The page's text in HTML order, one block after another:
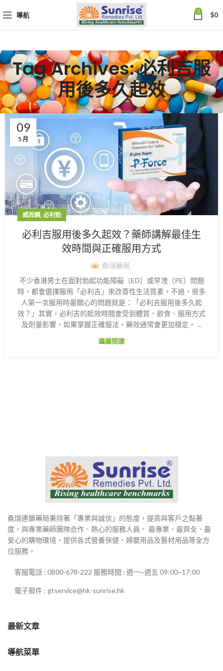
導航 0 $0
Tag Archives: 必利吉服
用後多久起效
09
5 月
威而鋼, 必利勁
必利吉服用後多久起效？藥師講解最佳生
效時間與正確服用方式
桑瑞藥局
不少香港男士在面對勃起功能障礙（ED）或早洩（PE）問題
時，都會選擇服用「必利吉」來改善性生活質素。不過，很多
人第一次服用時最關心的問題就是：「必利吉服用後多久起
效？」其實，必利吉的起效時間會受到體質、飲食、服用方式
及劑量影響，如果掌握正確服法，藥效通常會更加穩定。 ...
繼續閱讀
桑瑞連鎖藥局秉持著「專業與誠信」的態度，提高與客戶之黏著
度，與專業藥師團隊合作、熱心的服務人員、 最專業、最齊全、最
安心的購物環境，提供各式營養保健、婦嬰用品及醫材用品等全方
位服務。
客服電話 : 0800-678-222 服務時間 : 週一~週五 09:00~17:00
電子郵件 : gtservice@hk-sunrise.hk
最新文章
導航菜單